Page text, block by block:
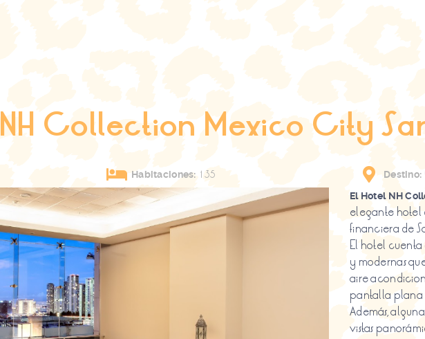
NH Collection Mexico City
Habitaciones: 135 Destino:
El Hotel NH
elegante hotel
financiera de
El hotel
y modernas
aire
pantalla plana
Además,
vistas